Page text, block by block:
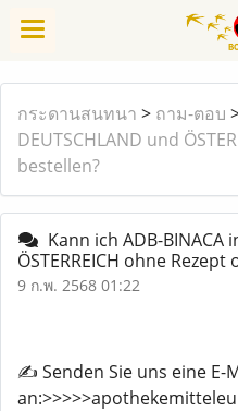
กระดานสนทนา > ถาม-ตอบ
DEUTSCHLAND und
bestellen?
Kann ich ADB-BINACA
ÖSTERREICH ohne
9 ก.พ. 2568 01:22
✍️ Senden Sie uns eine E-